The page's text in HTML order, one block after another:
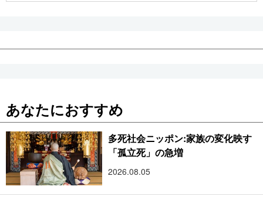
あなたにおすすめ
多死社会ニッポン:家族の変化映す
「孤立死」の急増
2026.08.05